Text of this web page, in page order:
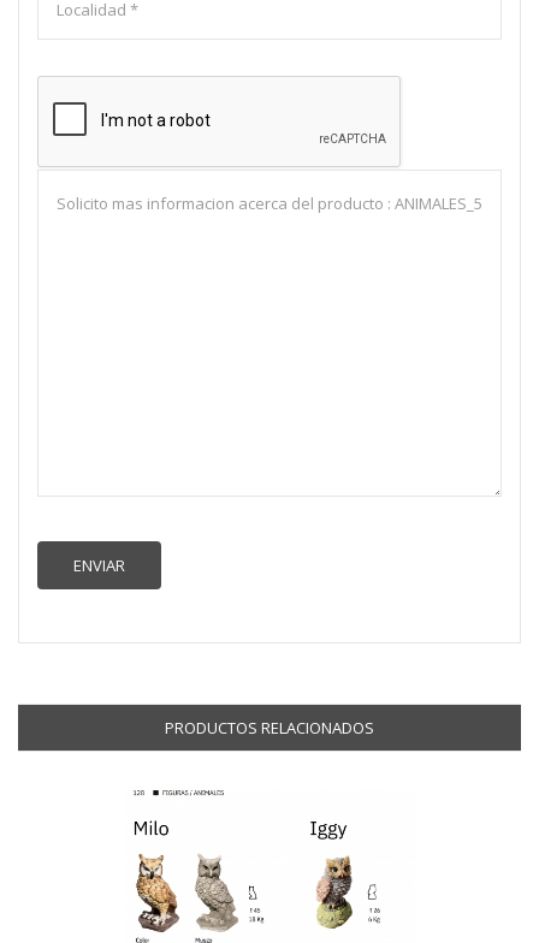
PRODUCTOS RELACIONADOS